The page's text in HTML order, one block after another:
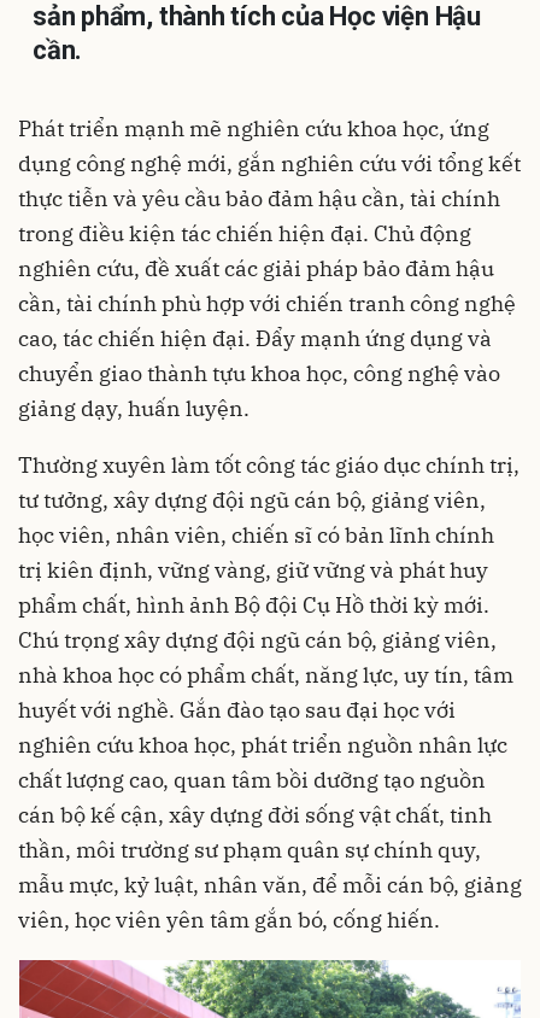
sản phẩm, thành tích của Học viện Hậu
cần.
Phát triển mạnh mẽ nghiên cứu khoa học, ứng
dụng công nghệ mới, gắn nghiên cứu với tổng kết
thực tiễn và yêu cầu bảo đảm hậu cần, tài chính
trong điều kiện tác chiến hiện đại. Chủ động
nghiên cứu, đề xuất các giải pháp bảo đảm hậu
cần, tài chính phù hợp với chiến tranh công nghệ
cao, tác chiến hiện đại. Đẩy mạnh ứng dụng và
chuyển giao thành tựu khoa học, công nghệ vào
giảng dạy, huấn luyện.
Thường xuyên làm tốt công tác giáo dục chính trị,
tư tưởng, xây dựng đội ngũ cán bộ, giảng viên,
học viên, nhân viên, chiến sĩ có bản lĩnh chính
trị kiên định, vững vàng, giữ vững và phát huy
phẩm chất, hình ảnh Bộ đội Cụ Hồ thời kỳ mới.
Chú trọng xây dựng đội ngũ cán bộ, giảng viên,
nhà khoa học có phẩm chất, năng lực, uy tín, tâm
huyết với nghề. Gắn đào tạo sau đại học với
nghiên cứu khoa học, phát triển nguồn nhân lực
chất lượng cao, quan tâm bồi dưỡng tạo nguồn
cán bộ kế cận, xây dựng đời sống vật chất, tinh
thần, môi trường sư phạm quân sự chính quy,
mẫu mực, kỷ luật, nhân văn, để mỗi cán bộ, giảng
viên, học viên yên tâm gắn bó, cống hiến.